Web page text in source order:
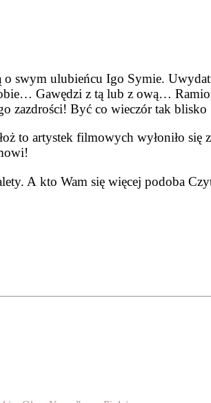
o swym ulubieńcu Igo Symie.
Gawędzi z tą lub z ową…
zazdrości! Być co wieczór tak blisko
to artystek filmowych wyłoniło się
A kto Wam się więcej podoba